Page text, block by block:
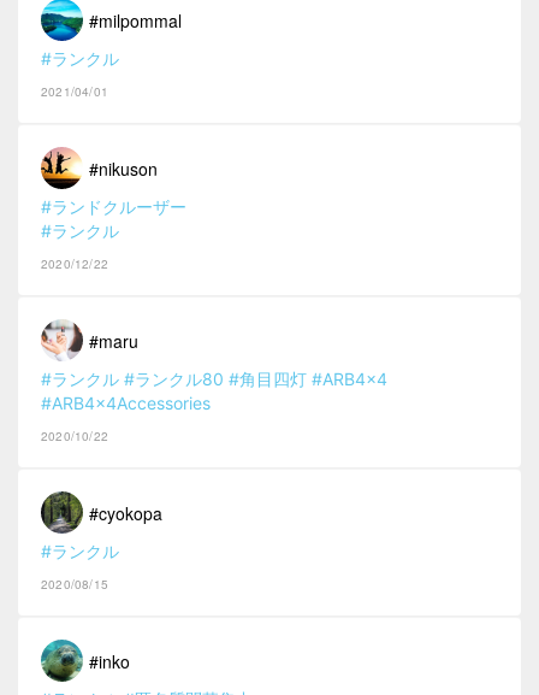
#milpommal
#ランクル
2021/04/01
#nikuson
#ランドクルーザー
#ランクル
2020/12/22
#maru
#ランクル #ランクル80 #角目四灯 #ARB4x4
#ARB4x4Accessories
2020/10/22
#cyokopa
#ランクル
2020/08/15
#inko